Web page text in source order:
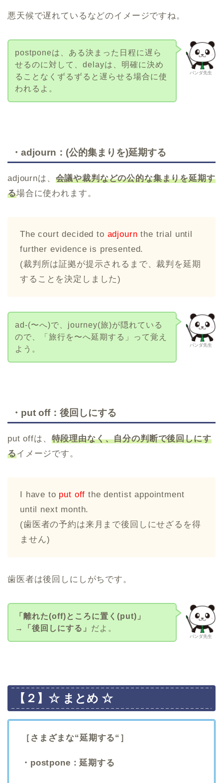
悪天候で遅れているなどのイメージですね。
パンダ先生
postponeは、ある決まった日程に遅ら
せるのに対して、delayは、明確に決め
ることなくずるずると遅らせる場合に使
われるよ。
・adjourn：(公的集まりを)延期する
adjournは、 会議や裁判などの公的な集まりを延期す
る場合に使われます。
The court decided to adjourn the trial until
further evidence is presented.
(裁判所は証拠が提示されるまで、裁判を延期
することを決定しました)
パンダ先生
ad-(〜へ)で、journey(旅)が隠れている
ので、「旅行を〜へ延期する」って覚え
よう。
・put off：後回しにする
put offは、 特段理由なく、自分の判断で後回しにす
るイメージです。
I have to put off the dentist appointment
until next month.
(歯医者の予約は来月まで後回しにせざるを得
ません)
歯医者は後回しにしがちです。
パンダ先生
「離れた(off)ところに置く(put)」
→「後回しにする」 だよ。
【２】☆ まとめ ☆
［さまざまな“延期する“］
・postpone：延期する